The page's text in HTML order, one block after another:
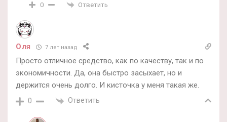
0 Ответить
Оля 7 лет назад
Просто отличное средство, как по качеству, так и по
экономичности. Да, она быстро засыхает, но и
держится очень долго. И кисточка у меня такая же.
0 Ответить